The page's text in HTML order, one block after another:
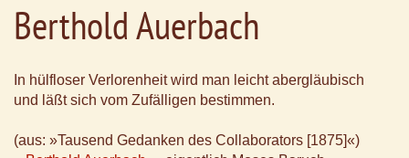
Berthold Auerbach
In hülfloser Verlorenheit wird man leicht abergläubisch
und läßt sich vom Zufälligen bestimmen.
(aus: »Tausend Gedanken des Collaborators [1875]«)